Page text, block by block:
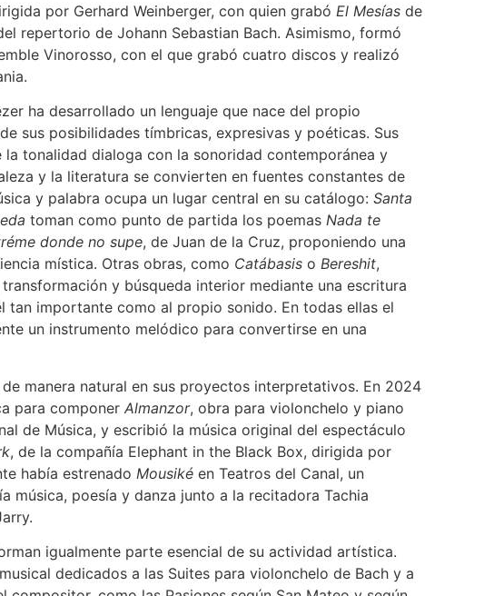
por Gerhard Weinberger, con quien grabó El Mesías de
repertorio de Johann Sebastian Bach. Asimismo, formó
Vinorosso, con el que grabó cuatro discos y realizó
ha desarrollado un lenguaje que nace del propio
sus posibilidades tímbricas, expresivas y poéticas. Sus
tonalidad dialoga con la sonoridad contemporánea y
y la literatura se convierten en fuentes constantes de
y palabra ocupa un lugar central en su catálogo: Santa
toman como punto de partida los poemas Nada te
donde no supe, de Juan de la Cruz, proponiendo una
mística. Otras obras, como Catábasis o Bereshit,
y búsqueda interior mediante una escritura
tan importante como al propio sonido. En todas ellas el
un instrumento melódico para convertirse en una
manera natural en sus proyectos interpretativos. En 2024
para componer Almanzor, obra para violonchelo y piano
de Música, y escribió la música original del espectáculo
, de la compañía Elephant in the Black Box, dirigida por
había estrenado Mousiké en Teatros del Canal, un
música, poesía y danza junto a la recitadora Tachia
igualmente parte esencial de su actividad artística.
dedicados a las Suites para violonchelo de Bach y a